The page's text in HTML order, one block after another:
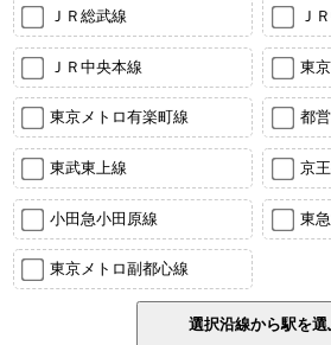
ＪＲ総武線 Ｊ
ＪＲ中央本線 東
東京メトロ有楽町線 都
東武東上線 京
小田急小田原線 東
東京メトロ副都心線